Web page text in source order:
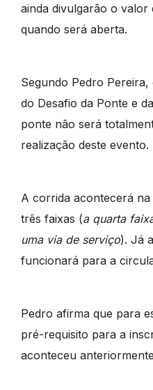
ainda divulgarão o valor
quando será aberta.
Segundo Pedro
do Desafio da Ponte e
ponte não será
realização deste evento.
A corrida acontecerá na
três faixas (a quarta
uma via de serviço). Já
funcionará para a
Pedro afirma que para
pré-requisito para a
aconteceu